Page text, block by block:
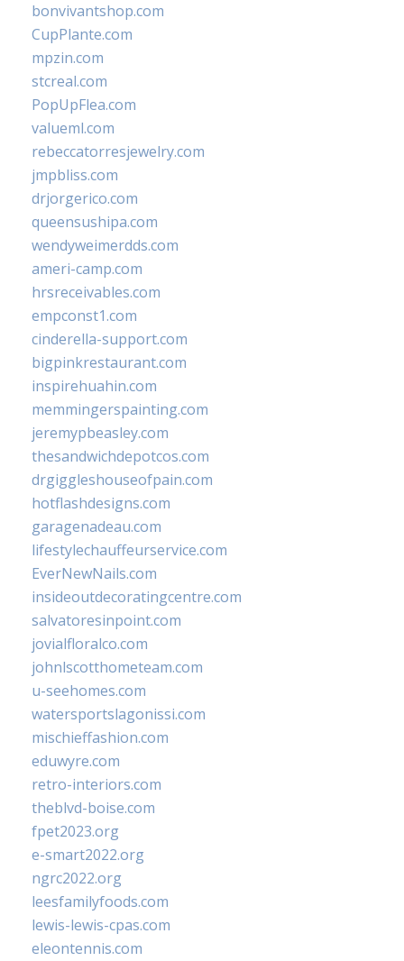
bonvivantshop.com
CupPlante.com
mpzin.com
stcreal.com
PopUpFlea.com
valueml.com
rebeccatorresjewelry.com
jmpbliss.com
drjorgerico.com
queensushipa.com
wendyweimerdds.com
ameri-camp.com
hrsreceivables.com
empconst1.com
cinderella-support.com
bigpinkrestaurant.com
inspirehuahin.com
memmingerspainting.com
jeremypbeasley.com
thesandwichdepotcos.com
drgiggleshouseofpain.com
hotflashdesigns.com
garagenadeau.com
lifestylechauffeurservice.com
EverNewNails.com
insideoutdecoratingcentre.com
salvatoresinpoint.com
jovialfloralco.com
johnlscotthometeam.com
u-seehomes.com
watersportslagonissi.com
mischieffashion.com
eduwyre.com
retro-interiors.com
theblvd-boise.com
fpet2023.org
e-smart2022.org
ngrc2022.org
leesfamilyfoods.com
lewis-lewis-cpas.com
eleontennis.com